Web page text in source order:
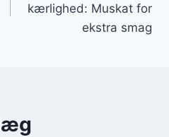
kærlighed: Muskat for
ekstra smag